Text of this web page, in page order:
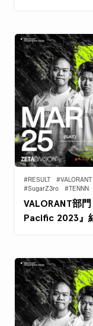
#RESULT #VALORANT
#SugarZ3ro
#TENNN
VALORANT部
Pacific 2023』